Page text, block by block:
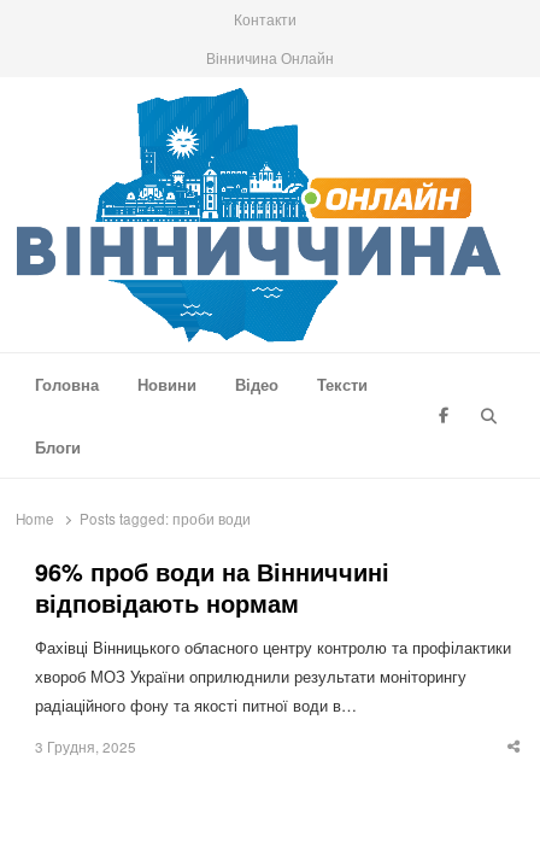
Контакти
Вінничина Онлайн
Головна
Новини Відео Тексти
Блоги
Home Posts tagged: проби води
96% проб води на Вінниччині
відповідають нормам
Фахівці Вінницького обласного центру контролю та профілактики
хвороб МОЗ України оприлюднили результати моніторингу
радіаційного фону та якості питної води в…
3 Грудня, 2025